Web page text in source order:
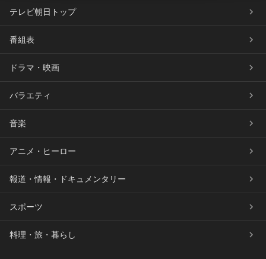
テレビ朝日トップ
番組表
ドラマ・映画
バラエティ
音楽
アニメ・ヒーロー
報道・情報・ドキュメンタリー
スポーツ
料理・旅・暮らし